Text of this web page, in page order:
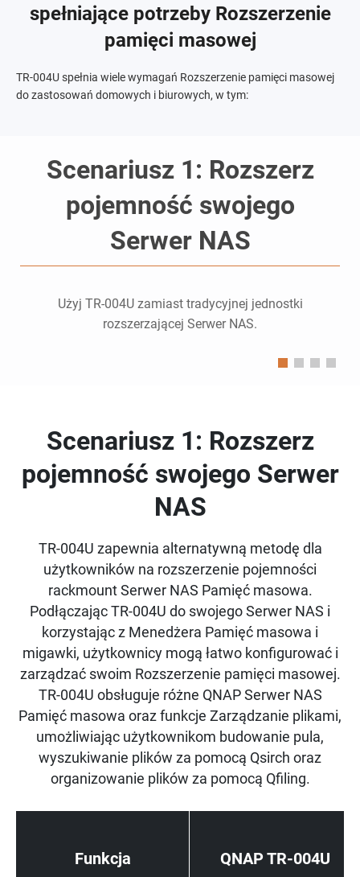
spełniające potrzeby Rozszerzenie
pamięci masowej
TR-004U spełnia wiele wymagań Rozszerzenie pamięci masowej
do zastosowań domowych i biurowych, w tym:
Scenariusz 1: Rozszerz
pojemność swojego
Serwer NAS
Użyj TR-004U zamiast tradycyjnej jednostki
rozszerzającej Serwer NAS.
Scenariusz 1: Rozszerz
pojemność swojego Serwer
NAS
TR-004U zapewnia alternatywną metodę dla
użytkowników na rozszerzenie pojemności
rackmount Serwer NAS Pamięć masowa.
Podłączając TR-004U do swojego Serwer NAS i
korzystając z Menedżera Pamięć masowa i
migawki, użytkownicy mogą łatwo konfigurować i
zarządzać swoim Rozszerzenie pamięci masowej.
TR-004U obsługuje różne QNAP Serwer NAS
Pamięć masowa oraz funkcje Zarządzanie plikami,
umożliwiając użytkownikom budowanie pula,
wyszukiwanie plików za pomocą Qsirch oraz
organizowanie plików za pomocą Qfiling.
Funkcja QNAP TR-004U